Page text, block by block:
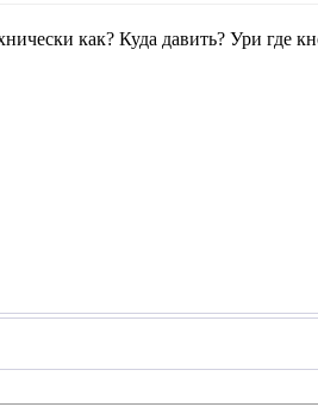
как? Куда давить? Ури где